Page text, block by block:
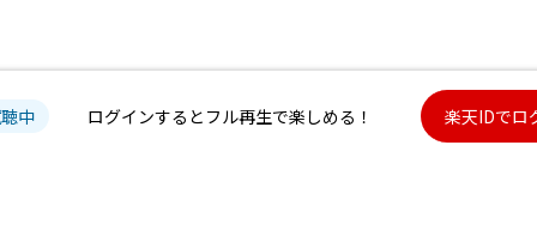
中 ログインするとフル再生で楽しめる！ 楽天IDでロ